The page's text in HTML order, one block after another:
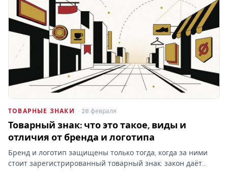
ТОВАРНЫЕ ЗНАКИ · 28 февраля
Товарный знак: что это такое, виды и
отличия от бренда и логотипа
Бренд и логотип защищены только тогда, когда за ними
стоит зарегистрированный товарный знак: закон даёт